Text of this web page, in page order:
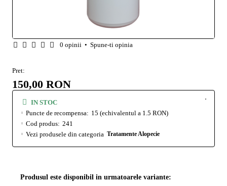
0 opinii • Spune-ti opinia
Pret:
150,00 RON
IN STOC
Puncte de recompensa: 15 (echivalentul a 1.5 RON)
Cod produs: 241
Vezi produsele din categoria Tratamente Alopecie
Produsul este disponibil in urmatoarele variante: